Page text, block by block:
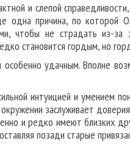
и слепой
одна причина, по которой
чтобы не страдать из-
становится гордым, но
удачным. Вполне
интуицией и умением
заслуживает
и редко имеют близких
позади старые